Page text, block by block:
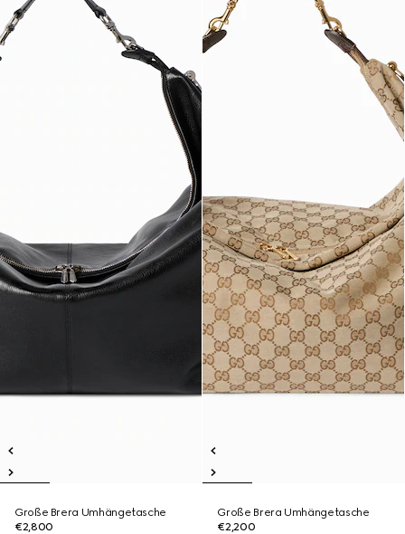
Große Brera Umhängetasche
€2,800
Große Brera Umhängetasche
€2,200